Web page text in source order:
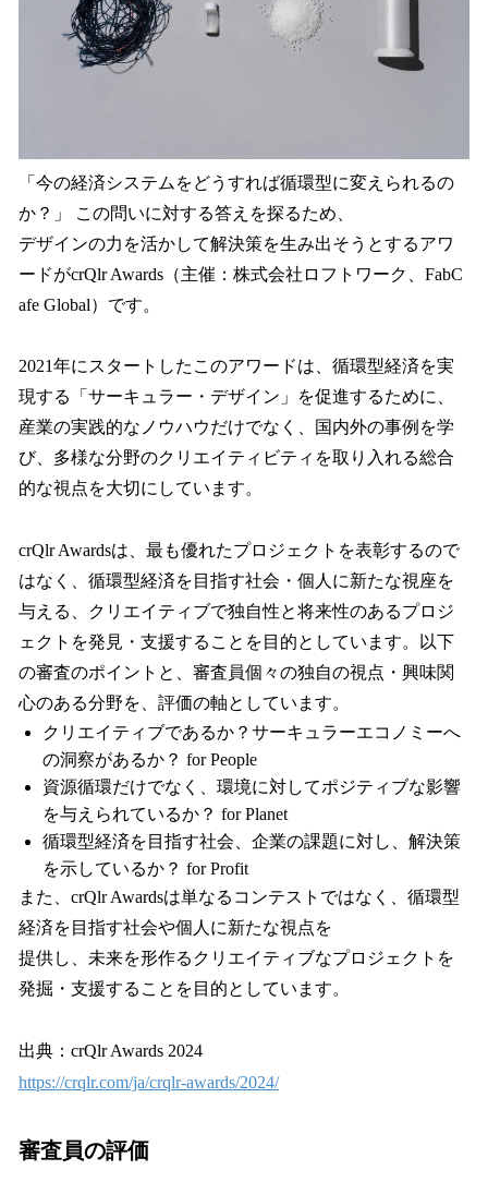
「今の経済システムをどうすれば循環型に変えられるの
か？」 この問いに対する答えを探るため、
デザインの力を活かして解決策を生み出そうとするアワ
ードがcrQlr Awards（主催：株式会社ロフトワーク、FabC
afe Global）です。
2021年にスタートしたこのアワードは、循環型経済を実
現する「サーキュラー・デザイン」を促進するために、
産業の実践的なノウハウだけでなく、国内外の事例を学
び、多様な分野のクリエイティビティを取り入れる総合
的な視点を大切にしています。
crQlr Awardsは、最も優れたプロジェクトを表彰するので
はなく、循環型経済を目指す社会・個人に新たな視座を
与える、クリエイティブで独自性と将来性のあるプロジ
ェクトを発見・支援することを目的としています。以下
の審査のポイントと、審査員個々の独自の視点・興味関
心のある分野を、評価の軸としています。
クリエイティブであるか？サーキュラーエコノミーへ
の洞察があるか？ for People
資源循環だけでなく、環境に対してポジティブな影響
を与えられているか？ for Planet
循環型経済を目指す社会、企業の課題に対し、解決策
を示しているか？ for Profit
また、crQlr Awardsは単なるコンテストではなく、循環型
経済を目指す社会や個人に新たな視点を
提供し、未来を形作るクリエイティブなプロジェクトを
発掘・支援することを目的としています。
出典：crQlr Awards 2024
https://crqlr.com/ja/crqlr-awards/2024/
審査員の評価